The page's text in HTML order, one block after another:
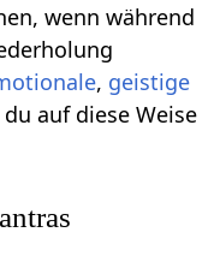
wenn während
, geistige
auf diese Weise